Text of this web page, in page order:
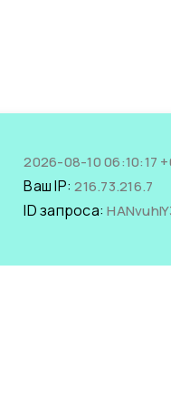
2026-08-10 06:10:17
Ваш IP:216.73.216.7
ID запроса: